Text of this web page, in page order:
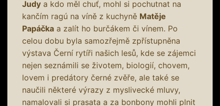
Judy a kdo měl chuť, mohl si pochutnat na
kančím ragú na víně z kuchyně Matěje
Papáčka a zalít ho burčákem či vínem. Po
celou dobu byla samozřejmě zpřístupněna
výstava Černí rytíři našich lesů, kde se zájemci
nejen seznámili se životem, biologií, chovem,
lovem i predátory černé zvěře, ale také se
naučili některé výrazy z myslivecké mluvy,
namalovali si prasata a za bonbony mohli plnit